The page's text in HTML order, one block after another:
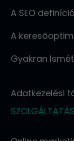
A SEO
A
Gyakran
Adatkezelési